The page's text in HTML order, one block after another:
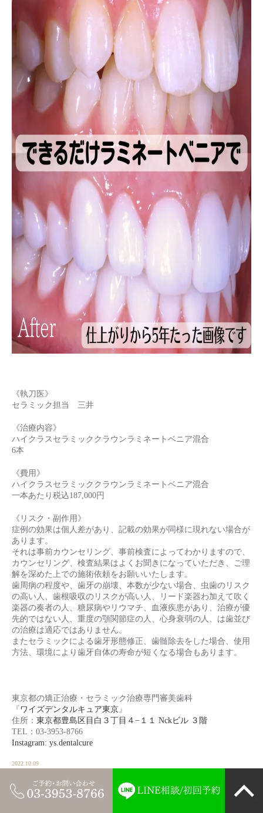
《執刀医》
セラミック担当 三井
《治療内容》
ハイクラスセラミッククラウンラミネートベニア混合
6本
《費用》
ハイクラスセラミッククラウンラミネートベニア混合
一本あたり税込187,000円
《リスク・副作用》
症例の効果は個人差があり、記載の効果が同様に現れない場合が
あります。
それは事前カウンセリング、事前検査によってわかりますので、
カウンセリング、検査結果はよくお聞きになっていただき、ご理
解を深めた上での施術依頼をお願いいたします。
歯周病の程度や、歯牙の崩壊、本数が少ない場合、虫歯のリスク
の高い人、歯根吸収のリスクが高い人、リード楽器わ加えて吹く
楽器の奏者の人、糖尿病やリウマチ、血液疾患があり、治療が優
先的ではない人、重度の顎関節症の人、心身衰弱の人、は歯並び
の治療は適応ではありません。
またセラミックによる歯牙形態修正、歯髄除去をした場合、使用
方法、環境により歯牙自体の寿命が短くなる場合もあります。
東京都の矯正治療・セラミック治療専門審美歯科
『 ワイズデンタルキュア東京』
住所： 東京都豊島区目白３丁目４−１１ Nckビル ３階
TEL：03-3953-8766
Instagram: ys.dentalcure
2022.10.09